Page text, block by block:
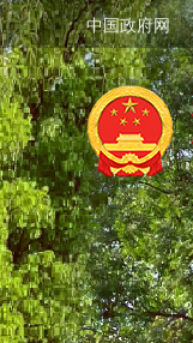
中国政府网